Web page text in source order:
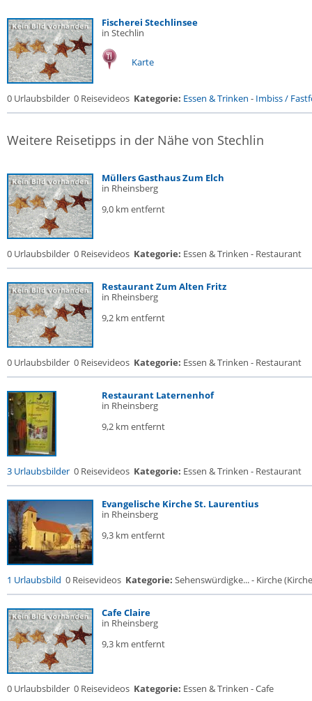
Fischerei Stechlinsee
in Stechlin
Karte
0 Urlaubsbilder 0 Reisevideos Kategorie: Essen & Trinken - Imbiss /
Weitere Reisetipps in der Nähe von Stechlin
Müllers Gasthaus Zum Elch
in Rheinsberg
9,0 km entfernt
0 Urlaubsbilder 0 Reisevideos Kategorie: Essen & Trinken - Restaurant
Restaurant Zum Alten Fritz
in Rheinsberg
9,2 km entfernt
0 Urlaubsbilder 0 Reisevideos Kategorie: Essen & Trinken - Restaurant
Restaurant Laternenhof
in Rheinsberg
9,2 km entfernt
3 Urlaubsbilder 0 Reisevideos Kategorie: Essen & Trinken - Restaurant
Evangelische Kirche St. Laurentius
in Rheinsberg
9,3 km entfernt
1 Urlaubsbild 0 Reisevideos Kategorie: Sehenswürdigke... - Kirche
Cafe Claire
in Rheinsberg
9,3 km entfernt
0 Urlaubsbilder 0 Reisevideos Kategorie: Essen & Trinken - Cafe